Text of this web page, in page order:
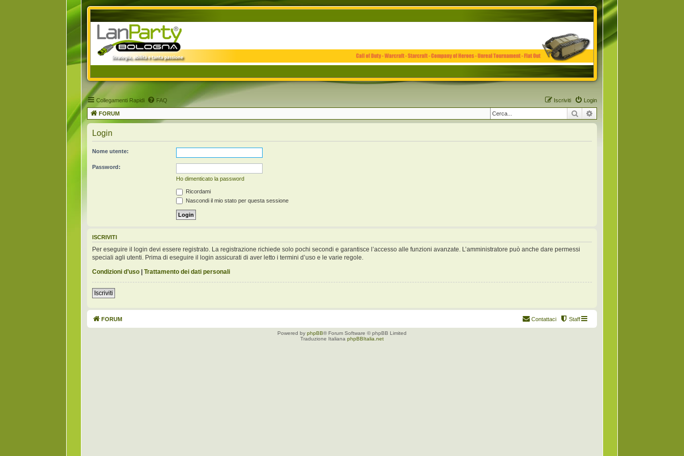
Collegamenti Rapidi FAQ Login
Iscriviti
FORUM Cerca
Login
Nome utente:
Password:
Ho dimenticato la password
Ricordami
Nascondi il mio stato per questa sessione
ISCRIVITI
Per eseguire il login devi essere registrato. La registrazione richiede solo pochi secondi e garantisce l’accesso alle funzioni avanzate. L’amministratore può anche dare permessi
speciali agli utenti. Prima di eseguire il login assicurati di aver letto i termini d’uso e le varie regole.
Condizioni d’uso | Trattamento dei dati personali
Iscriviti
FORUM Staff
Contattaci
Powered by phpBB® Forum Software © phpBB Limited
Traduzione Italiana phpBBItalia.net